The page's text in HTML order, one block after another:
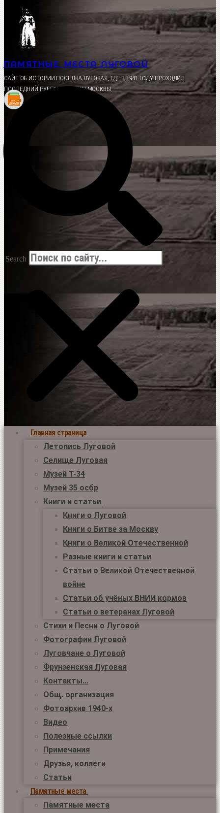
Перейти
содержимому
ПАМЯТНЫЕ МЕСТА ЛУГОВОЙ
CАЙТ ОБ ИСТОРИИ ПОСЁЛКА ЛУГОВАЯ, ГДЕ В 1941 ГОДУ ПРОХОДИЛ
ПОСЛЕДНИЙ РУБЕЖ ОБОРОНЫ МОСКВЫ
Search
Главная страница
Летопись Луговой
Селище Луговая
Музей Т-34
Музей 35 осбр
Книги и статьи
Книги о Луговой
Книги о Битве за Москву
Книги о Великой Отечественной
Разные книги и статьи
Статьи о Великой Отечественной
войне
Статьи об учёных ВНИИ кормов
Статьи о ветеранах Луговой
Стихи и Песни о Луговой
Фотографии Луговой
Луговчане о Луговой
Фрунзенская Луговая
Контакты…
Общ. организация
Фотоархив 1940-х
Видео
Полезные ссылки
Примечания
Друзья, коллеги
Статьи
Памятные места
Памятные места